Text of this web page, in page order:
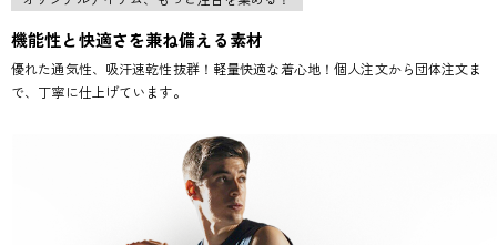
機能性と快適さを兼ね備える素材
優れた通気性、吸汗速乾性抜群！軽量快適な着心地！個人注文から団体注文ま
で、丁寧に仕上げています。